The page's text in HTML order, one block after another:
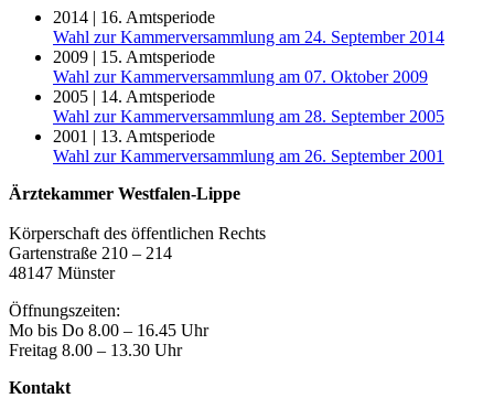
2014 | 16. Amtsperiode
Wahl zur Kammerversammlung am 24. September 2014
2009 | 15. Amtsperiode
Wahl zur Kammerversammlung am 07. Oktober 2009
2005 | 14. Amtsperiode
Wahl zur Kammerversammlung am 28. September 2005
2001 | 13. Amtsperiode
Wahl zur Kammerversammlung am 26. September 2001
Ärztekammer Westfalen-Lippe
Körperschaft des öffentlichen Rechts
Gartenstraße 210 – 214
48147 Münster
Öffnungszeiten:
Mo bis Do 8.00 – 16.45 Uhr
Freitag 8.00 – 13.30 Uhr
Kontakt